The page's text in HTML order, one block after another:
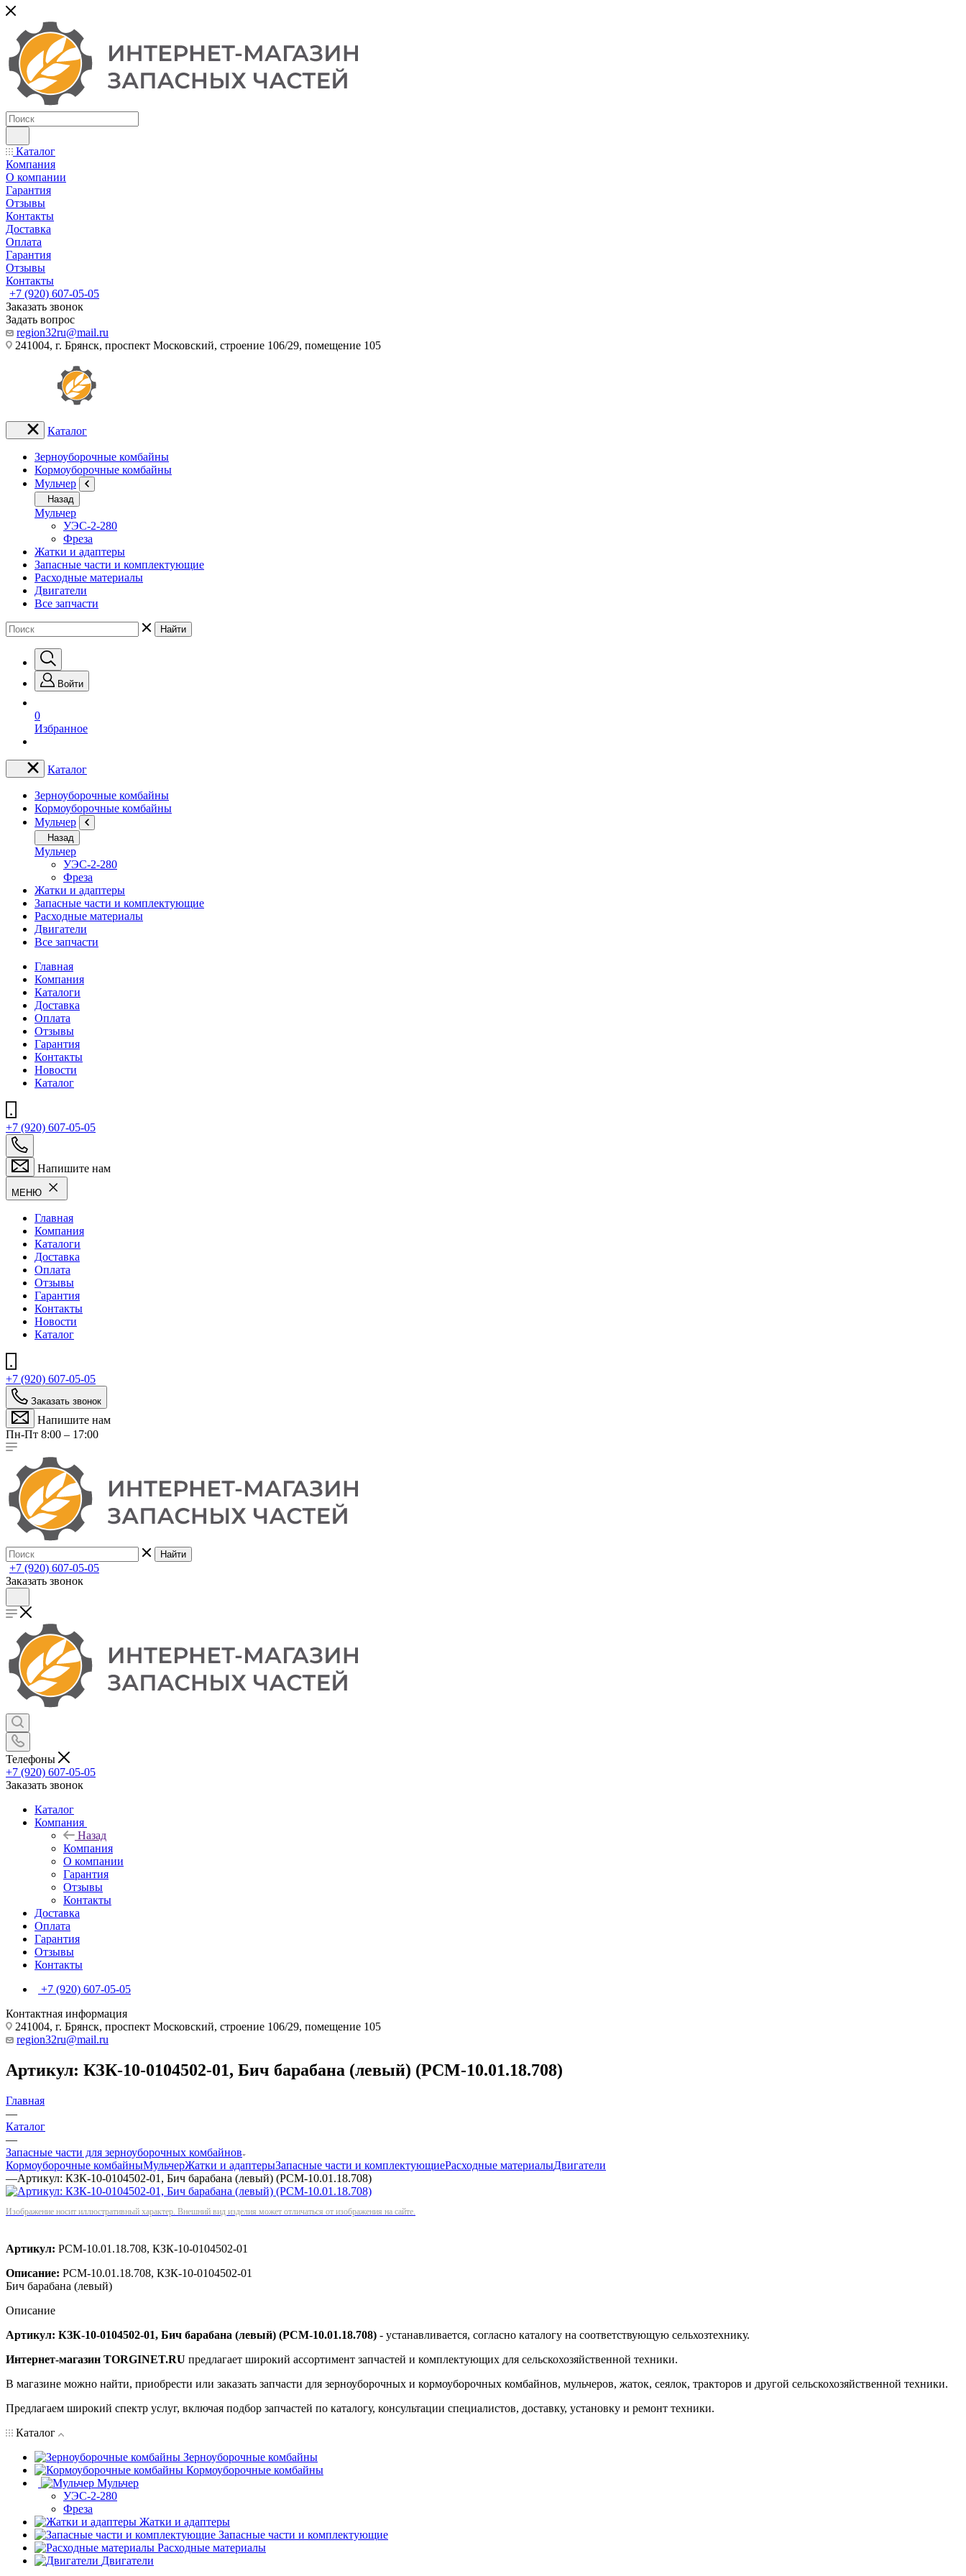
Каталог
Компания
О компании
Гарантия
Отзывы
Контакты
Доставка
Оплата
Гарантия
Отзывы
Контакты
+7 (920) 607-05-05
Заказать звонок
Задать вопрос
region32ru@mail.ru
241004, г. Брянск, проспект Московский, строение 106/29, помещение 105
Каталог
Зерноуборочные комбайны
Кормоуборочные комбайны
Мульчер
Назад
Мульчер
УЭС-2-280
Фреза
Жатки и адаптеры
Запасные части и комплектующие
Расходные материалы
Двигатели
Все запчасти
Найти
Войти
0
Избранное
Каталог
Зерноуборочные комбайны
Кормоуборочные комбайны
Мульчер
Назад
Мульчер
УЭС-2-280
Фреза
Жатки и адаптеры
Запасные части и комплектующие
Расходные материалы
Двигатели
Все запчасти
Главная
Компания
Каталоги
Доставка
Оплата
Отзывы
Гарантия
Контакты
Новости
Каталог
+7 (920) 607-05-05
Напишите нам
МЕНЮ
Главная
Компания
Каталоги
Доставка
Оплата
Отзывы
Гарантия
Контакты
Новости
Каталог
+7 (920) 607-05-05
Заказать звонок
Напишите нам
Пн-Пт 8:00 – 17:00
Найти
+7 (920) 607-05-05
Заказать звонок
Телефоны
+7 (920) 607-05-05
Заказать звонок
Каталог
Компания
Назад
Компания
О компании
Гарантия
Отзывы
Контакты
Доставка
Оплата
Гарантия
Отзывы
Контакты
+7 (920) 607-05-05
Контактная информация
241004, г. Брянск, проспект Московский, строение 106/29, помещение 105
region32ru@mail.ru
Артикул: КЗК-10-0104502-01, Бич барабана (левый) (РСМ-10.01.18.708)
Главная
—
Каталог
—
Запасные части для зерноуборочных комбайнов
Кормоуборочные комбайныМульчерЖатки и адаптерыЗапасные части и комплектующиеРасходные материалыДвигатели
—Артикул: КЗК-10-0104502-01, Бич барабана (левый) (РСМ-10.01.18.708)
Изображение носит иллюстративный характер. Внешний вид изделия может отличаться от изображения на сайте.
Артикул: РСМ-10.01.18.708, КЗК-10-0104502-01
Описание: РСМ-10.01.18.708, КЗК-10-0104502-01
Бич барабана (левый)
Описание
Артикул: КЗК-10-0104502-01, Бич барабана (левый) (РСМ-10.01.18.708) - устанавливается, согласно каталогу на соответствующую сельхозтехнику.
Интернет-магазин TORGINET.RU предлагает широкий ассортимент запчастей и комплектующих для сельскохозяйственной техники.
В магазине можно найти, приобрести или заказать запчасти для зерноуборочных и кормоуборочных комбайнов, мульчеров, жаток, сеялок, тракторов и другой сельскохозяйственной техники.
Предлагаем широкий спектр услуг, включая подбор запчастей по каталогу, консультации специалистов, доставку, установку и ремонт техники.
Каталог
Зерноуборочные комбайны
Кормоуборочные комбайны
Мульчер
УЭС-2-280
Фреза
Жатки и адаптеры
Запасные части и комплектующие
Расходные материалы
Двигатели